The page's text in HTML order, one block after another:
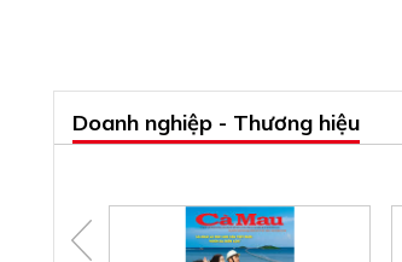
Doanh nghiệp - Thương hiệu